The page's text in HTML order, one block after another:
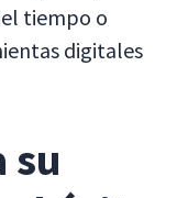
tiempo o
digitales
su